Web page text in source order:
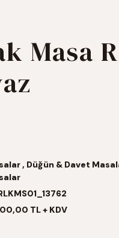
Masa
, Düğün & Davet
TL + KDV